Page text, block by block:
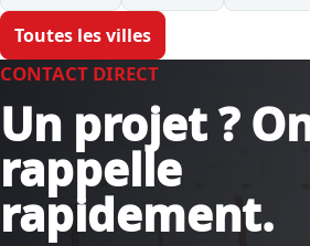
Toutes les villes
CONTACT DIRECT
Un projet ?
rappelle
rapidement.